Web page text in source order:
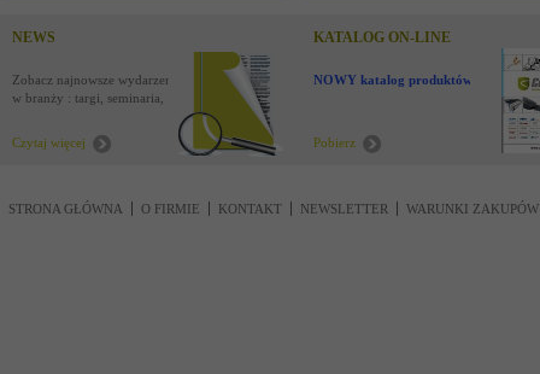
NEWS
Zobacz najnowsze wydarzenia
w branży : targi, seminaria,
Czytaj więcej
KATALOG ON-LINE
NOWY katalog produktów !
Pobierz
STRONA GŁÓWNA O FIRMIE KONTAKT NEWSLETTER WARUNKI ZAKUPÓW